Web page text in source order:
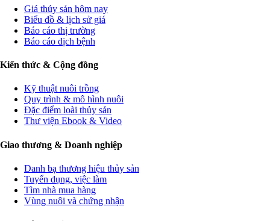
Giá thủy sản hôm nay
Biểu đồ & lịch sử giá
Báo cáo thị trường
Báo cáo dịch bệnh
Kiến thức & Cộng đồng
Kỹ thuật nuôi trồng
Quy trình & mô hình nuôi
Đặc điểm loài thủy sản
Thư viện Ebook & Video
Giao thương & Doanh nghiệp
Danh bạ thương hiệu thủy sản
Tuyển dụng, việc làm
Tìm nhà mua hàng
Vùng nuôi và chứng nhận